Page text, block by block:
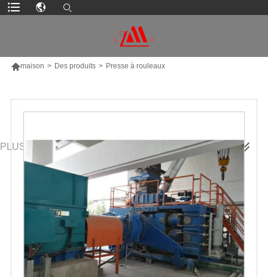
maison > Des produits > Presse à rouleaux
PLUS DE PRODUITS